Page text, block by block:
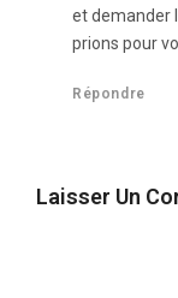
et demander
prions pour
Répondre
Laisser Un